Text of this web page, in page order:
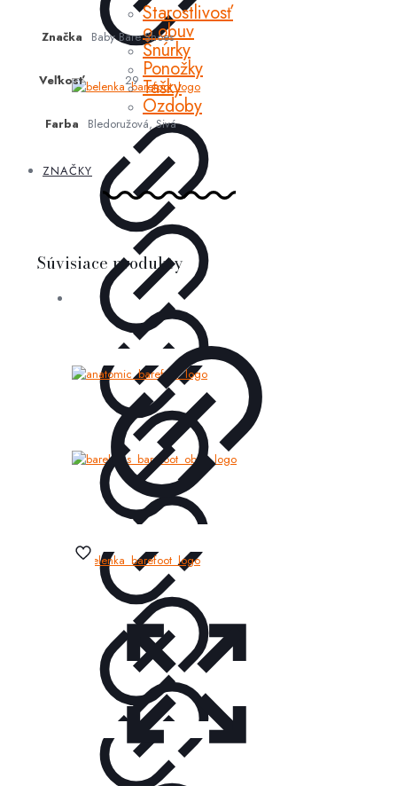
Starostlivosť
o obuv
Šnúrky
Ponožky
Tašky
Ozdoby
ZNAČKY
Značka Baby Bare Shoes
Veľkosť 29
Farba Bledoružová, Sivá
Súvisiace produkty